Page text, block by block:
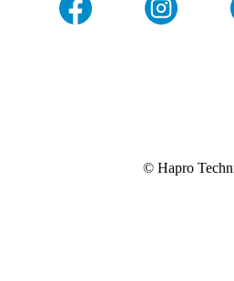
© Hapro